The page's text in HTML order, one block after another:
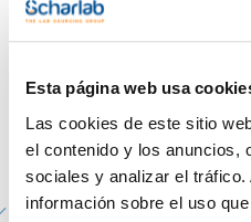
Esta página web usa
Las cookies de este sitio
el contenido y los anuncios,
sociales y analizar el
información sobre el uso